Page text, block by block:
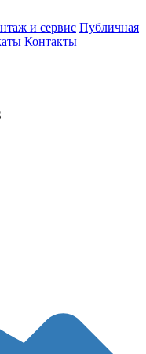
и сервис Публичная
Контакты